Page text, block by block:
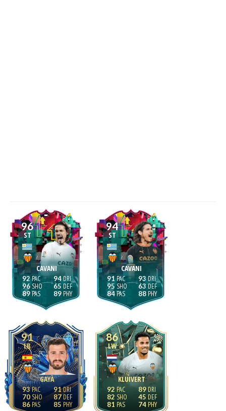
96
ST
CAVANI
92
96
89
94
65
89
94
ST
CAVANI
91
95
84
93
63
88
91
LB
GAYÀ
93
70
86
91
87
85
86
LW
KLUIVERT
92
82
81
89
45
74